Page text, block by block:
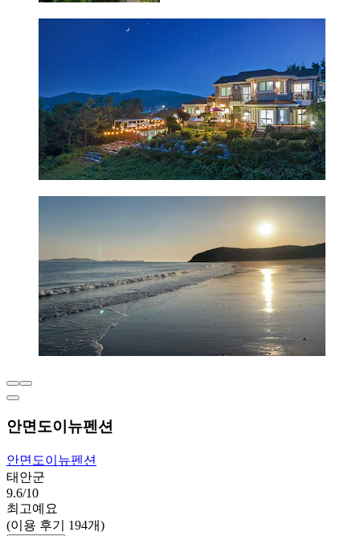
안면도이뉴펜션
안면도이뉴펜션
태안군
9.6/10
최고예요
(이용 후기 194개)